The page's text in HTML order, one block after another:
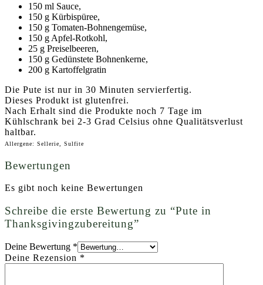
150 ml Sauce,
150 g Kürbispüree,
150 g Tomaten-Bohnengemüse,
150 g Apfel-Rotkohl,
25 g Preiselbeeren,
150 g Gedünstete Bohnenkerne,
200 g Kartoffelgratin
Die Pute ist nur in 30 Minuten servierfertig.
Dieses Produkt ist glutenfrei.
Nach Erhalt sind die Produkte noch 7 Tage im
Kühlschrank bei 2-3 Grad Celsius ohne Qualitätsverlust
haltbar.
Allergene: Sellerie, Sulfite
Bewertungen
Es gibt noch keine Bewertungen
Schreibe die erste Bewertung zu “Pute in
Thanksgivingzubereitung”
Deine Bewertung *
Deine Rezension *